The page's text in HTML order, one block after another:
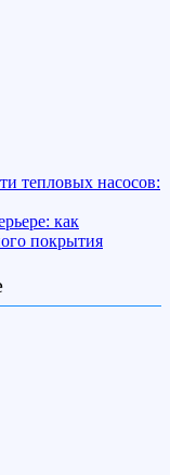
тепловых насосов:
как
покрытия